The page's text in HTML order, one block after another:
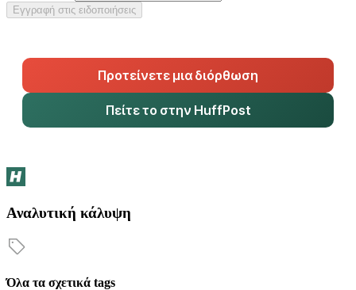
Εγγραφή στις ειδοποιήσεις
Προτείνετε μια διόρθωση
Πείτε το στην HuffPost
Αναλυτική κάλυψη
Όλα τα σχετικά tags